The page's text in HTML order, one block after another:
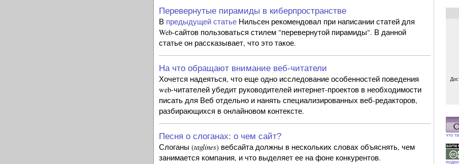
Перевернутые пирамиды в киберпространстве
В предыдущей статье Нильсен рекомендовал при написании статей для
Web-сайтов пользоваться стилем "перевернутой пирамиды". В данной
статье он рассказывает, что это такое.
На что обращают внимание веб-читатели
Хочется надеяться, что еще одно исследование особенностей поведения
web-читателей убедит руководителей интернет-проектов в необходимости
писать для Веб отдельно и нанять специализированных веб-редакторов,
разбирающихся в онлайновом контексте.
Песня о слоганах: о чем сайт?
Слоганы (taglines) вебсайта должны в нескольких словах объяснять, чем
занимается компания, и что выделяет ее на фоне конкурентов.
что